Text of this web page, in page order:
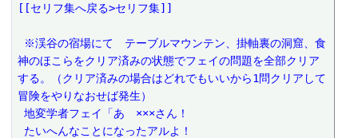
[[セリフ集へ戻る>セリフ集]]
神のほこらをクリア済みの状態でフェイの問題を全部クリア
する。（クリア済みの場合はどれでもいいから1問クリアして
冒険をやりなおせば発生）
地変学者フェイ「あ　×××さん！
たいへんなことになったアルよ！